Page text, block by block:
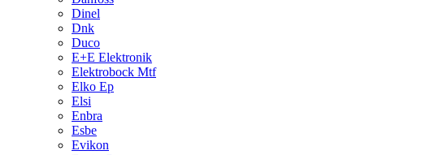
Dinel
Dnk
Duco
E+E Elektronik
Elektrobock Mtf
Elko Ep
Elsi
Enbra
Esbe
Evikon